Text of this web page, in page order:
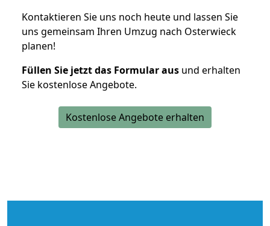
Kontaktieren Sie uns noch heute und lassen Sie
uns gemeinsam Ihren Umzug nach Osterwieck
planen!
Füllen Sie jetzt das Formular aus und erhalten
Sie kostenlose Angebote.
Kostenlose Angebote erhalten